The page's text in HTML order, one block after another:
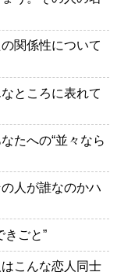
関係性について
ところに表れて
たへの“並々なら
人が誰なのかハ
きごと”
こんな恋人同士